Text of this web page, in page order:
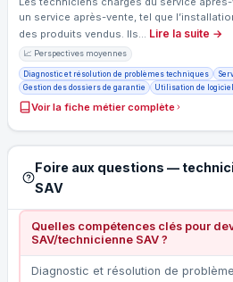
un service après-vente, tel que
des produits vendus. Ils… Lire la suite →
📈 Perspectives moyennes
Diagnostic et résolution de problèmes techniques
Gestion des dossiers de garantie
Utilisation de
Voir la fiche métier complète
Foire aux questions —
SAV
Quelles compétences clés pour
SAV/technicienne SAV ?
Diagnostic et résolution de